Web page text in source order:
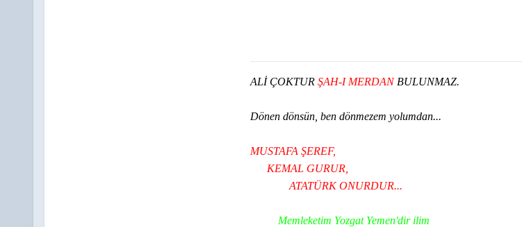
ALİ ÇOKTUR ŞAH-I MERDAN BULUNMAZ.
Dönen dönsün, ben dönmezem yolumdan...
MUSTAFA ŞEREF,
KEMAL GURUR,
ATATÜRKONURDUR...
Memleketim Yozgat Yemen'dir ilim